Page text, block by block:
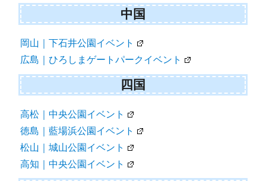
中国
岡山｜下石井公園イベント
広島｜ひろしまゲートパークイベント
四国
高松｜中央公園イベント
徳島｜藍場浜公園イベント
松山｜城山公園イベント
高知｜中央公園イベント